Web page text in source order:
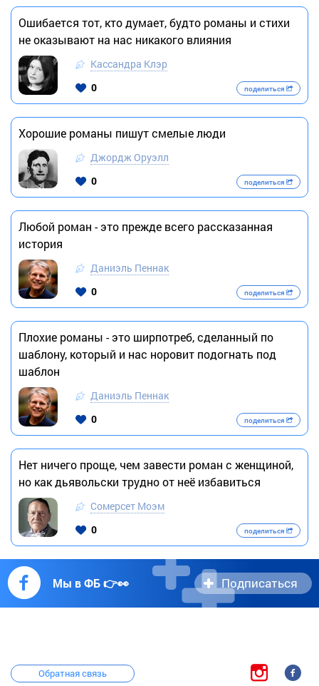
Ошибается тот, кто думает, будто романы и стихи
не оказывают на нас никакого влияния
Кассандра Клэр
0
поделиться
Хорошие романы пишут смелые люди
Джордж Оруэлл
0
поделиться
Любой роман - это прежде всего рассказанная
история
Даниэль Пеннак
0
поделиться
Плохие романы - это ширпотреб, сделанный по
шаблону, который и нас норовит подогнать под
шаблон
Даниэль Пеннак
0
поделиться
Нет ничего проще, чем завести роман с женщиной,
но как дьявольски трудно от неё избавиться
Сомерсет Моэм
0
поделиться
Мы в ФБ 👉👀 Подписаться
Обратная связь